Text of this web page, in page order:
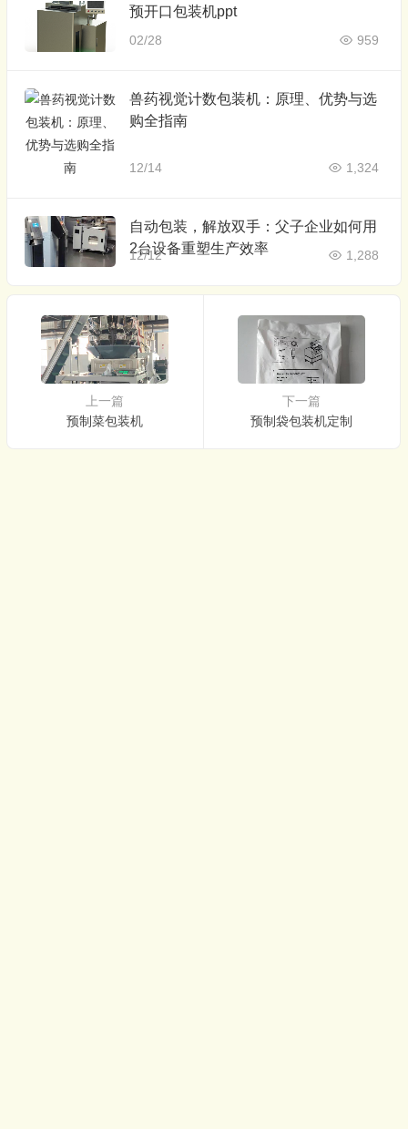
预开口包装机ppt
02/28 959
兽药视觉计数包装机：原理、优势与选
购全指南
12/14 1,324
自动包装，解放双手：父子企业如何用
2台设备重塑生产效率
12/12 1,288
上一篇
预制菜包装机
下一篇
预制袋包装机定制